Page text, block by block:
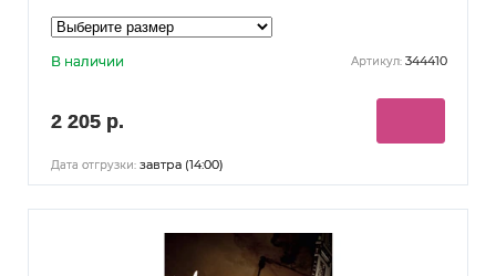
В наличии Артикул: 344410
2 205 р.
Дата отгрузки: завтра (14:00)